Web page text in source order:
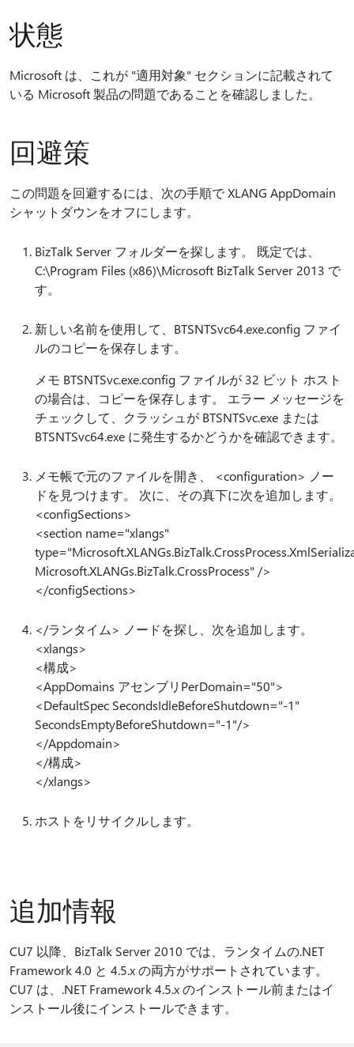
状態
Microsoft は、これが "適用対象" セクションに記載されて
いる Microsoft 製品の問題であることを確認しました。
回避策
この問題を回避するには、次の手順で XLANG AppDomain
シャットダウンをオフにします。
BizTalk Server フォルダーを探します。 既定では、
C:\Program Files (x86)\Microsoft BizTalk Server 2013 で
す。
新しい名前を使用して、BTSNTSvc64.exe.config ファイ
ルのコピーを保存します。
メモ BTSNTSvc.exe.config ファイルが 32 ビット ホスト
の場合は、コピーを保存します。 エラー メッセージを
チェックして、クラッシュが BTSNTSvc.exe または
BTSNTSvc64.exe に発生するかどうかを確認できます。
メモ帳で元のファイルを開き、 <configuration> ノー
ドを見つけます。 次に、その真下に次を追加します。
<configSections>
<section name="xlangs"
Microsoft.XLANGs.BizTalk.CrossProcess" />
</configSections>
</ランタイム> ノードを探し、次を追加します。
<xlangs>
<構成>
<AppDomains アセンブリPerDomain="50">
<DefaultSpec SecondsIdleBeforeShutdown="-1"
SecondsEmptyBeforeShutdown="-1"/>
</Appdomain>
</構成>
</xlangs>
ホストをリサイクルします。
追加情報
CU7 以降、BizTalk Server 2010 では、ランタイムの.NET
Framework 4.0 と 4.5.x の両方がサポートされています。
CU7 は、.NET Framework 4.5.x のインストール前またはイ
ンストール後にインストールできます。